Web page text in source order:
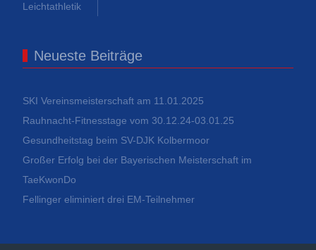
Leichtathletik
Neueste Beiträge
SKI Vereinsmeisterschaft am 11.01.2025
Rauhnacht-Fitnesstage vom 30.12.24-03.01.25
Gesundheitstag beim SV-DJK Kolbermoor
Großer Erfolg bei der Bayerischen Meisterschaft im
TaeKwonDo
Fellinger eliminiert drei EM-Teilnehmer